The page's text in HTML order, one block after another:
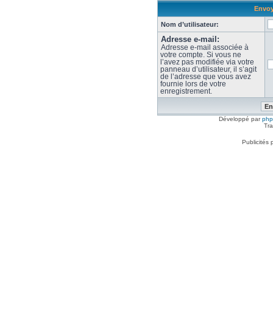
Nom d’utilisateur:
Adresse e-mail:
Adresse e-mail associée à
votre compte. Si vous ne
l’avez pas modifiée via votre
panneau d’utilisateur, il s’agit
de l’adresse que vous avez
fournie lors de votre
enregistrement.
Développé par
Publicités